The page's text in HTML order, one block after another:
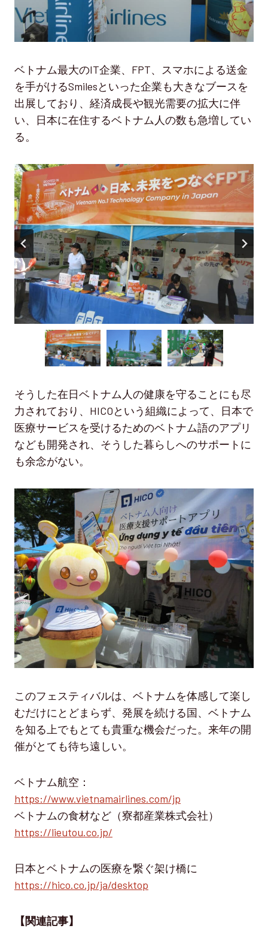
ベトナム最大のIT企業、FPT、スマホによる送金
を手がけるSmilesといった企業も大きなブースを
出展しており、経済成長や観光需要の拡大に伴
い、日本に在住するベトナム人の数も急増してい
る。
そうした在日ベトナム人の健康を守ることにも尽
力されており、HICOという組織によって、日本で
医療サービスを受けるためのベトナム語のアプリ
なども開発され、そうした暮らしへのサポートに
も余念がない。
このフェスティバルは、ベトナムを体感して楽し
むだけにとどまらず、発展を続ける国、ベトナム
を知る上でもとても貴重な機会だった。来年の開
催がとても待ち遠しい。
ベトナム航空：
https://www.vietnamairlines.com/jp
ベトナムの食材など（寮都産業株式会社）
https://lieutou.co.jp/
日本とベトナムの医療を繋ぐ架け橋に
https://hico.co.jp/ja/desktop
【関連記事】